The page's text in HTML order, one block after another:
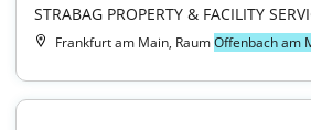
STRABAG PROPERTY & FACILITY
Frankfurt am Main, RaumOffenbach am